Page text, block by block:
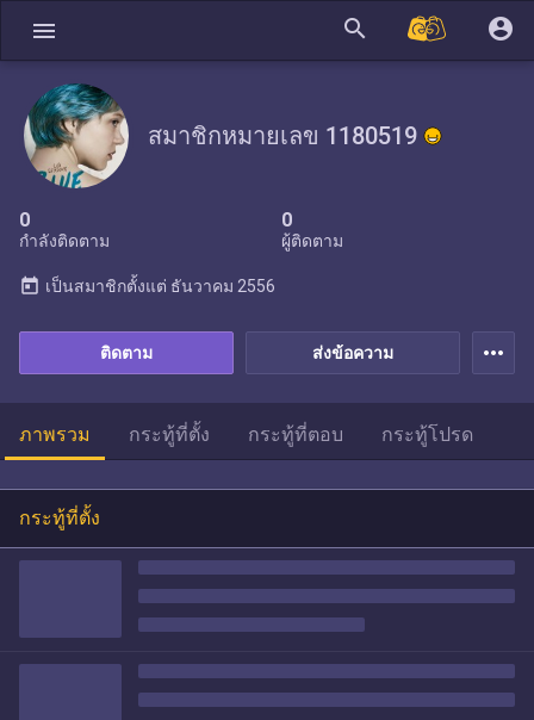
menu search account_circle
สมาชิกหมายเลข 1180519
0
กำลังติดตาม
0
ผู้ติดตาม
ส่งข้อความ
ติดตาม
today เป็นสมาชิกตั้งแต่ ธันวาคม 2556
more_horiz
ภาพรวม กระทู้ที่ตั้ง กระทู้ที่ตอบ กระทู้โปรด
กระทู้ที่ตั้ง